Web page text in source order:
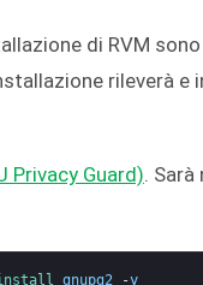
di RVM
rileverà
Privacy Guard).
gnupg2 -y